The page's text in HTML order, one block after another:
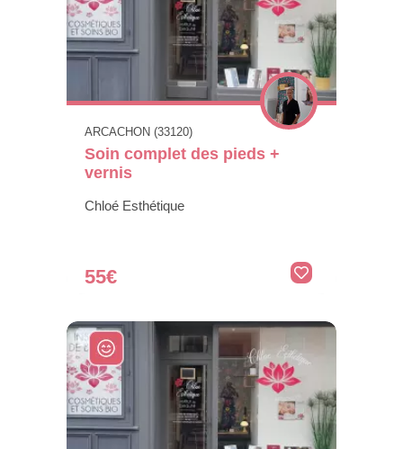
ARCACHON (33120)
Soin complet des pieds +
vernis
Chloé Esthétique
55€